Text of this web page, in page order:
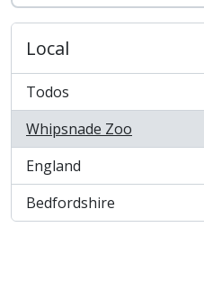
Local
Todos
Whipsnade Zoo
, 1 resultados
England
, 1 resultados
Bedfordshire
, 1 resultados